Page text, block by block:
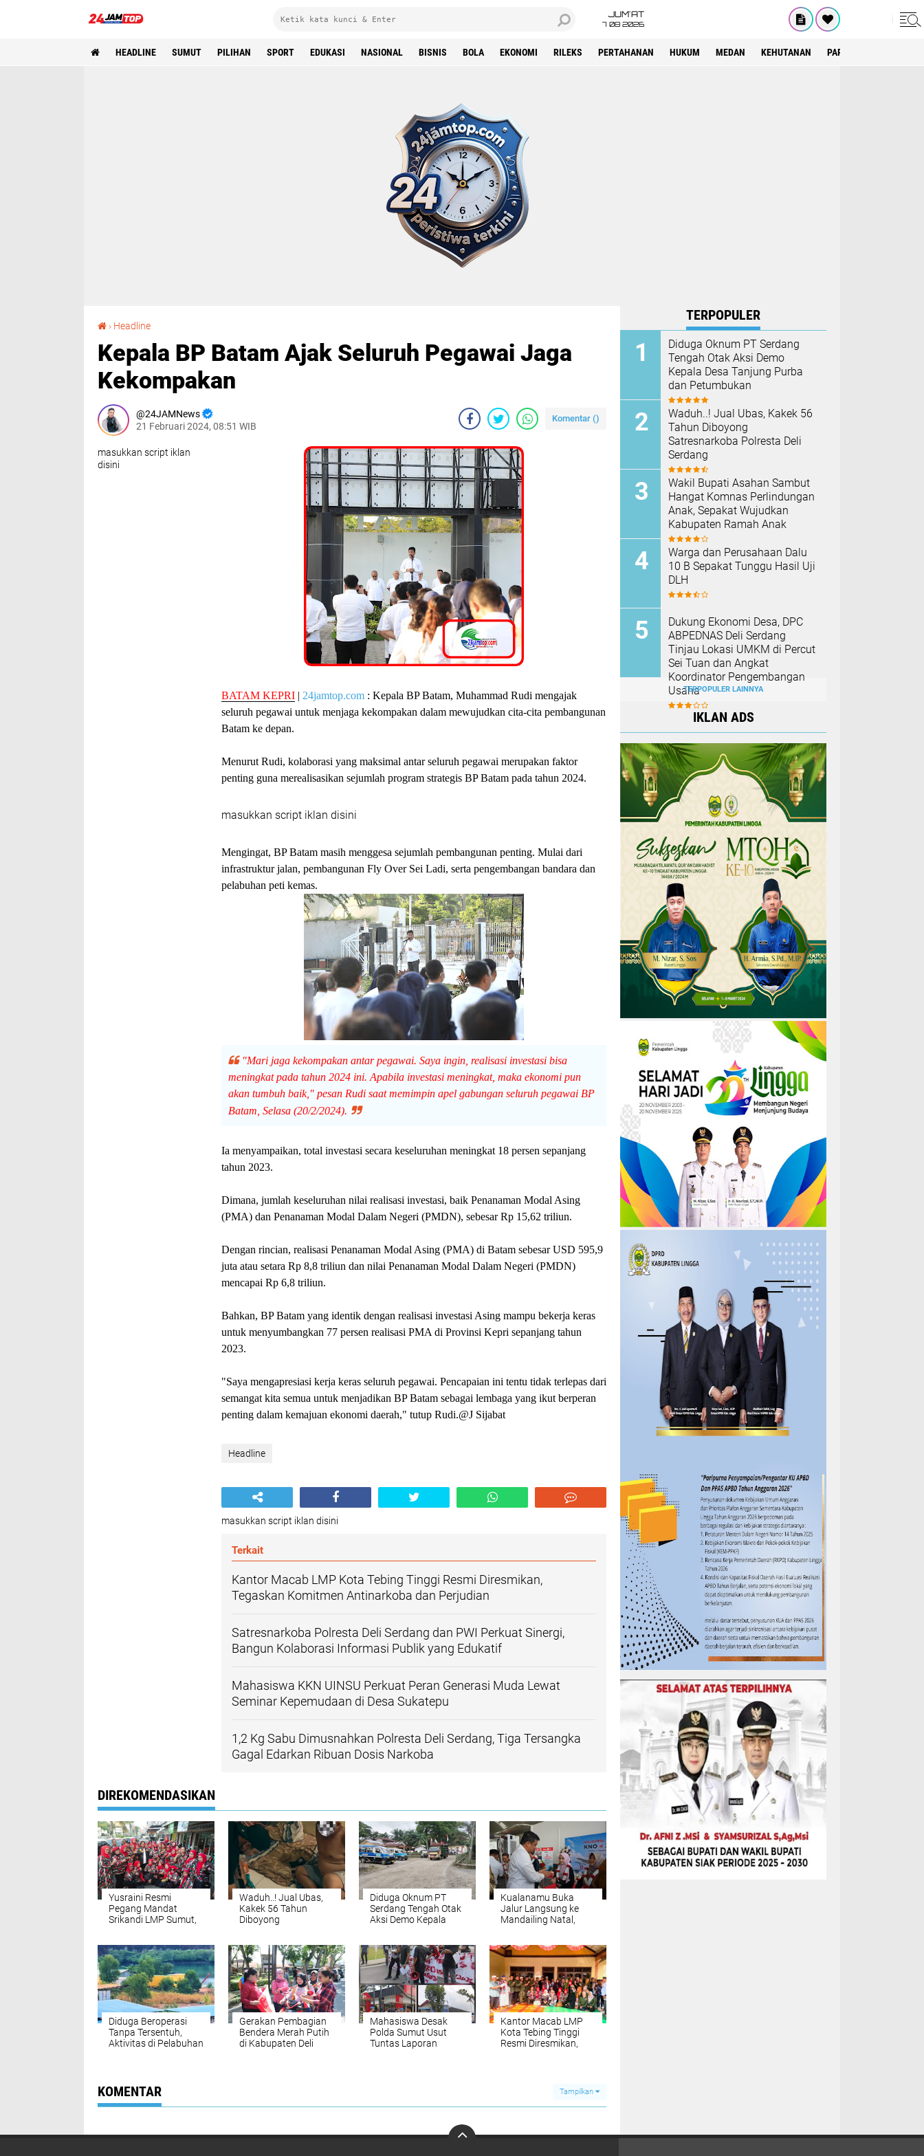
JUM'AT
7 08 2026
HEADLINE SUMUT PILIHAN SPORT EDUKASI NASIONAL BISNIS BOLA EKONOMI RILEKS PERTAHANAN HUKUM MEDAN KEHUTANAN PARIWISATA
› Headline
Kepala BP Batam Ajak Seluruh Pegawai Jaga
Kekompakan
24JAMNews
21 Februari 2024, 08:51 WIB
Komentar ()
masukkan script iklan
disini
BATAM KEPRI | 24jamtop.com : Kepala BP Batam, Muhammad Rudi mengajak
seluruh pegawai untuk menjaga kekompakan dalam mewujudkan cita-cita pembangunan
Batam ke depan.
Menurut Rudi, kolaborasi yang maksimal antar seluruh pegawai merupakan faktor
penting guna merealisasikan sejumlah program strategis BP Batam pada tahun 2024.
masukkan script iklan disini
Mengingat, BP Batam masih menggesa sejumlah pembangunan penting. Mulai dari
infrastruktur jalan, pembangunan Fly Over Sei Ladi, serta pengembangan bandara dan
pelabuhan peti kemas.
"Mari jaga kekompakan antar pegawai. Saya ingin, realisasi investasi bisa
meningkat pada tahun 2024 ini. Apabila investasi meningkat, maka ekonomi pun
akan tumbuh baik," pesan Rudi saat memimpin apel gabungan seluruh pegawai BP
Batam, Selasa (20/2/2024).
Ia menyampaikan, total investasi secara keseluruhan meningkat 18 persen sepanjang
tahun 2023.
Dimana, jumlah keseluruhan nilai realisasi investasi, baik Penanaman Modal Asing
(PMA) dan Penanaman Modal Dalam Negeri (PMDN), sebesar Rp 15,62 triliun.
Dengan rincian, realisasi Penanaman Modal Asing (PMA) di Batam sebesar USD 595,9
juta atau setara Rp 8,8 triliun dan nilai Penanaman Modal Dalam Negeri (PMDN)
mencapai Rp 6,8 triliun.
Bahkan, BP Batam yang identik dengan realisasi investasi Asing mampu bekerja keras
untuk menyumbangkan 77 persen realisasi PMA di Provinsi Kepri sepanjang tahun
2023.
"Saya mengapresiasi kerja keras seluruh pegawai. Pencapaian ini tentu tidak terlepas dari
semangat kita semua untuk menjadikan BP Batam sebagai lembaga yang ikut berperan
penting dalam kemajuan ekonomi daerah," tutup Rudi.@J Sijabat
Headline
masukkan script iklan disini
Terkait
Kantor Macab LMP Kota Tebing Tinggi Resmi Diresmikan,
Tegaskan Komitmen Antinarkoba dan Perjudian
Satresnarkoba Polresta Deli Serdang dan PWI Perkuat Sinergi,
Bangun Kolaborasi Informasi Publik yang Edukatif
Mahasiswa KKN UINSU Perkuat Peran Generasi Muda Lewat
Seminar Kepemudaan di Desa Sukatepu
1,2 Kg Sabu Dimusnahkan Polresta Deli Serdang, Tiga Tersangka
Gagal Edarkan Ribuan Dosis Narkoba
DIREKOMENDASIKAN
Yusraini Resmi
Pegang Mandat
Srikandi LMP Sumut,
Semua
Waduh..! Jual Ubas,
Kakek 56 Tahun
Diboyong
Diduga Oknum PT
Serdang Tengah Otak
Aksi Demo Kepala
Kualanamu Buka
Jalur Langsung ke
Mandailing Natal,
Ekonomi Sumut
Diduga Beroperasi
Tanpa Tersentuh,
Aktivitas di Pelabuhan
Dipertanyakan
Gerakan Pembagian
Bendera Merah Putih
di Kabupaten Deli
Mahasiswa Desak
Polda Sumut Usut
Tuntas Laporan
Kantor Macab LMP
Kota Tebing Tinggi
Resmi Diresmikan,
KOMENTAR Tampilkan
TERPOPULER
Diduga Oknum PT Serdang
Tengah Otak Aksi Demo
Kepala Desa Tanjung Purba
dan Petumbukan
Waduh..! Jual Ubas, Kakek 56
Tahun Diboyong
Satresnarkoba Polresta Deli
Serdang
Wakil Bupati Asahan Sambut
Hangat Komnas Perlindungan
Anak, Sepakat Wujudkan
Kabupaten Ramah Anak
Warga dan Perusahaan Dalu
10 B Sepakat Tunggu Hasil Uji
DLH
Dukung Ekonomi Desa, DPC
ABPEDNAS Deli Serdang
Tinjau Lokasi UMKM di Percut
Sei Tuan dan Angkat
Koordinator Pengembangan
UsahaTERPOPULER LAINNYA
IKLAN ADS